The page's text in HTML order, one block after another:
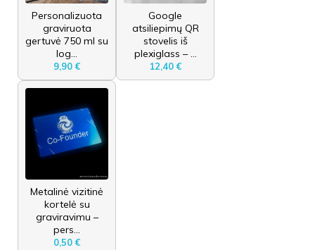
Personalizuota
graviruota
gertuvė 750 ml su
log...
9,90 €
Google
atsiliepimų QR
stovelis iš
plexiglass – ...
12,40 €
Metalinė vizitinė
kortelė su
graviravimu –
pers...
0,50 €